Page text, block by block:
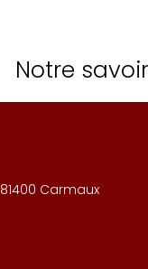
Notre
81400 Carmaux